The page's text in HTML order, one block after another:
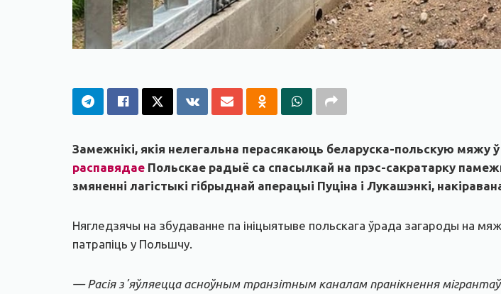
Замежнікі, якія нелегальна перасякаюць беларуска-польскую мяжу
распавядае Польскае радыё са спасылкай на прэс-сакратарку
змяненні лагістыкі гібрыднай аперацыі Пуціна і Лукашэнкі,
Нягледзячы на ​​збудаванне па ініцыятыве польскага ўрада загароды на
патрапіць у Польшчу.
— Расія зʼяўляецца асноўным транзітным каналам пранікнення